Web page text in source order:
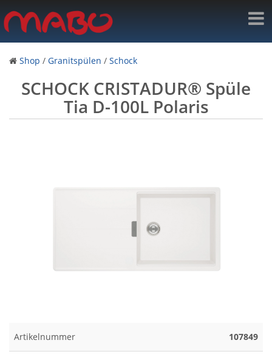
Shop / Granitspülen / Schock
SCHOCK CRISTADUR® Spüle
Tia D-100L Polaris
Artikelnummer 107849